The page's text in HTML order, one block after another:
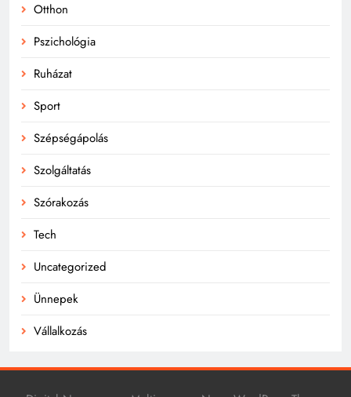
Otthon
Pszichológia
Ruházat
Sport
Szépségápolás
Szolgáltatás
Szórakozás
Tech
Uncategorized
Ünnepek
Vállalkozás